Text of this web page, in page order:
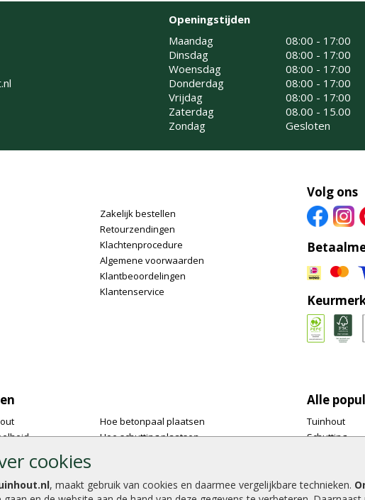
cookies
, maakt gebruik van cookies en daarmee vergelijkbare technieken.
Openingstijden
Maandag
08:00 - 17:00
Dinsdag
08:00 - 17:00
Woensdag
08:00 - 17:00
Donderdag
08:00 - 17:00
Vrijdag
08:00 - 17:00
Zaterdag
08.00 - 15.00
Zondag
Gesloten
Zakelijk bestellen
Retourzendingen
Klachtenprocedure
Algemene voorwaarden
Klantbeoordelingen
Klantenservice
Volg ons
Hoe betonpaal plaatsen
Hoe schutting plaatsen
Stijlvolle houtsoorten voor in de tuin
Alle
Tuinhout
Schutting
Tuinhekken